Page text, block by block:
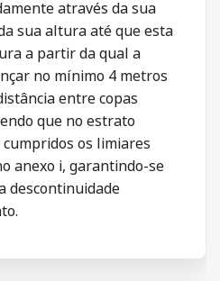
através da sua
sua altura até que esta
a partir da qual a
no mínimo 4 metros
entre copas
que no estrato
os limiares
anexo i, garantindo-se
descontinuidade